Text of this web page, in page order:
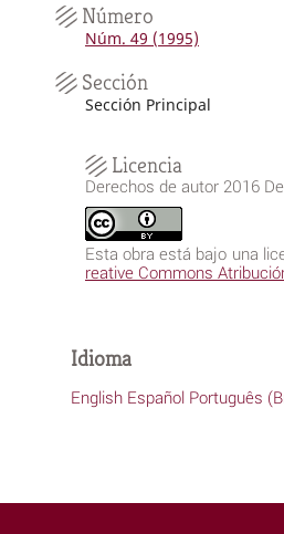
Número
Núm. 49 (1995)
Sección
Sección Principal
Licencia
Derechos de autor 2016
Esta obra está bajo una
reative Commons
Idioma
English Español Português